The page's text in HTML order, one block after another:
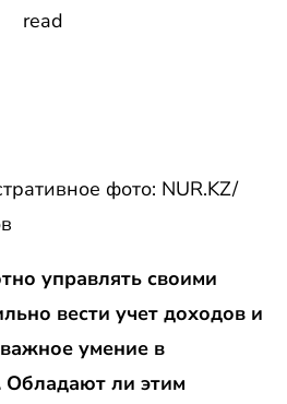
read
фото: NUR.KZ/
управлять своими
вести учет доходов и
умение в
ли этим